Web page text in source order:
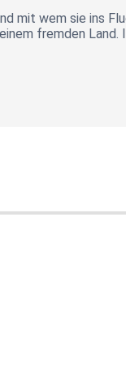
mit wem sie ins
fremden Land.